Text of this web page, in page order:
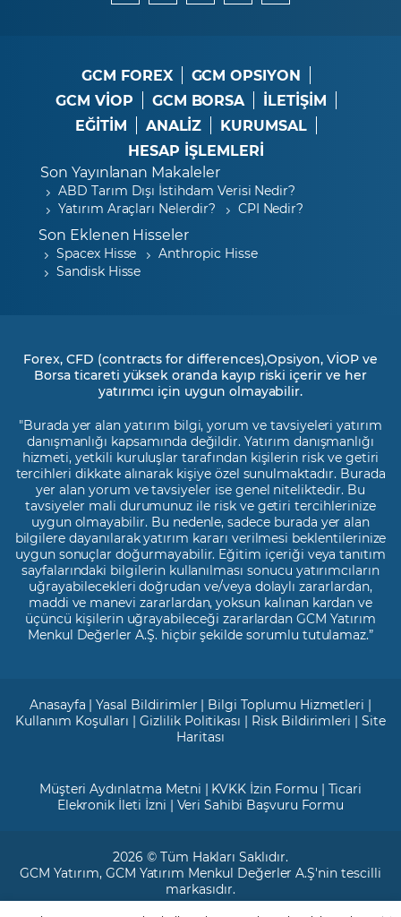
GCM FOREX
GCM OPSIYON
GCM VİOP
GCM BORSA
İLETİŞİM
EĞİTİM
ANALİZ
KURUMSAL
HESAP İŞLEMLERİ
Son Yayınlanan Makaleler
ABD Tarım Dışı İstihdam Verisi Nedir?
Yatırım Araçları Nelerdir?
CPI Nedir?
Son Eklenen Hisseler
Spacex Hisse
Anthropic Hisse
Sandisk Hisse
Forex, CFD (contracts for differences),Opsiyon, VİOP ve
Borsa ticareti yüksek oranda kayıp riski içerir ve her
yatırımcı için uygun olmayabilir.
"Burada yer alan yatırım bilgi, yorum ve tavsiyeleri yatırım
danışmanlığı kapsamında değildir. Yatırım danışmanlığı
hizmeti, yetkili kuruluşlar tarafından kişilerin risk ve getiri
tercihleri dikkate alınarak kişiye özel sunulmaktadır. Burada
yer alan yorum ve tavsiyeler ise genel niteliktedir. Bu
tavsiyeler mali durumunuz ile risk ve getiri tercihlerinize
uygun olmayabilir. Bu nedenle, sadece burada yer alan
bilgilere dayanılarak yatırım kararı verilmesi beklentilerinize
uygun sonuçlar doğurmayabilir. Eğitim içeriği veya tanıtım
sayfalarındaki bilgilerin kullanılması sonucu yatırımcıların
uğrayabilecekleri doğrudan ve/veya dolaylı zararlardan,
maddi ve manevi zararlardan, yoksun kalınan kardan ve
üçüncü kişilerin uğrayabileceği zararlardan GCM Yatırım
Menkul Değerler A.Ş. hiçbir şekilde sorumlu tutulamaz.”
Anasayfa |Yasal Bildirimler | Bilgi Toplumu Hizmetleri |
Kullanım Koşulları |Gizlilik Politikası | Risk Bildirimleri |Site
Haritası
Müşteri Aydınlatma Metni | KVKK İzin Formu | Ticari
Elekronik İleti İzni | Veri Sahibi Başvuru Formu
2026 © Tüm Hakları Saklıdır.
GCM Yatırım, GCM Yatırım Menkul Değerler A.Ş'nin tescilli
markasıdır.